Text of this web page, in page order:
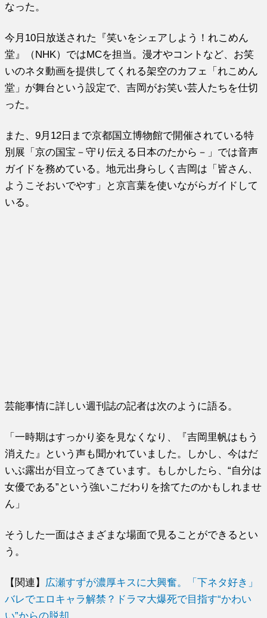
なった。
今月10日放送された『笑いをシェアしよう！れこめん
堂』（NHK）ではMCを担当。漫才やコントなど、お笑
いのネタ動画を提供してくれる架空のカフェ「れこめん
堂」が舞台という設定で、吉岡がお笑い芸人たちを仕切
った。
また、9月12日まで京都国立博物館で開催されている特
別展「京の国宝－守り伝える日本のたから－」では音声
ガイドを務めている。地元出身らしく吉岡は「皆さん、
ようこそおいでやす」と京言葉を使いながらガイドして
いる。
芸能事情に詳しい週刊誌の記者は次のように語る。
「一時期はすっかり姿を見なくなり、『吉岡里帆はもう
消えた』という声も聞かれていました。しかし、今はだ
いぶ露出が目立ってきています。もしかしたら、“自分は
女優である”という強いこだわりを捨てたのかもしれませ
ん」
そうした一面はさまざまな場面で見ることができるとい
う。
【関連】 広瀬すずが濃厚キスに大興奮。「下ネタ好き」
バレでエロキャラ解禁？ドラマ大爆死で目指す“かわい
い”からの脱却